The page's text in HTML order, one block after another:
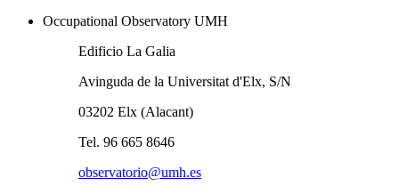
Occupational Observatory UMH
Edificio La Galia
Avinguda de la Universitat d'Elx, S/N
03202 Elx (Alacant)
Tel. 96 665 8646
observatorio@umh.es